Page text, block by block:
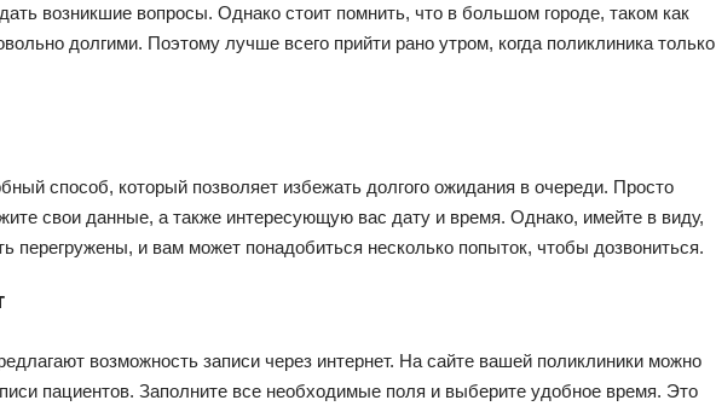
возникшие вопросы. Однако стоит помнить, что в большом городе, таком как
долгими. Поэтому лучше всего прийти рано утром, когда поликлиника только
способ, который позволяет избежать долгого ожидания в очереди. Просто
свои данные, а также интересующую вас дату и время. Однако, имейте в виду,
перегружены, и вам может понадобиться несколько попыток, чтобы дозвониться.
возможность записи через интернет. На сайте вашей поликлиники можно
пациентов. Заполните все необходимые поля и выберите удобное время. Это